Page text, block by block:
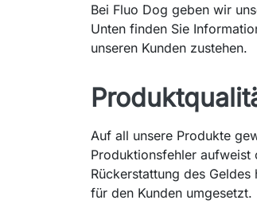
Bei Fluo Dog geben wir
Unten finden Sie
unseren Kunden zustehen.
Auf all unsere Produkte
Produktionsfehler aufweist
Rückerstattung des
für den Kunden umgesetzt.